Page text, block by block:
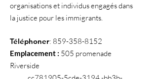
organisations et individus engagés dans
la justice pour les immigrants.
Téléphoner: 859-358-8152
Emplacement : 505 promenade
Riverside